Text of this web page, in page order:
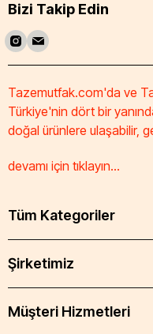
Bizi Takip Edin
Tazemutfak.com'da ve
Türkiye'nin dört bir
doğal ürünlere ulaşabilir,
devamı için tıklayın...
Tüm Kategoriler
Şirketimiz
Müşteri Hizmetleri